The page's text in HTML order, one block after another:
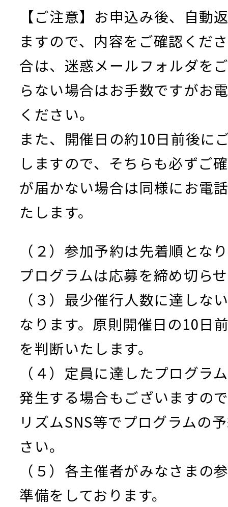
【ご注意】お申込み後、自動
ますので、内容をご確認くだ
合は、迷惑メールフォルダを
らない場合はお手数ですがお
ください。
また、開催日の約10日前後に
しますので、そちらも必ずご
が届かない場合は同様にお電
たします。
（２）参加予約は先着順とな
プログラムは応募を締め切ら
（３）最少催行人数に達しな
なります。原則開催日の10日
を判断いたします。
（４）定員に達したプログラ
発生する場合もございますの
リズムSNS等でプログラムの
さい。
（５）各主催者がみなさまの
準備をしております。